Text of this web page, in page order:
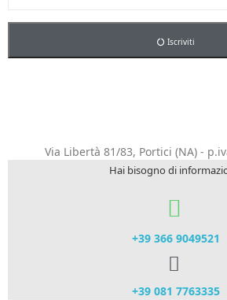
Iscriviti
Via Libertà 81/83, Portici (NA) -
Hai bisogno di
+39 366 9049521​
+39 081 7763335